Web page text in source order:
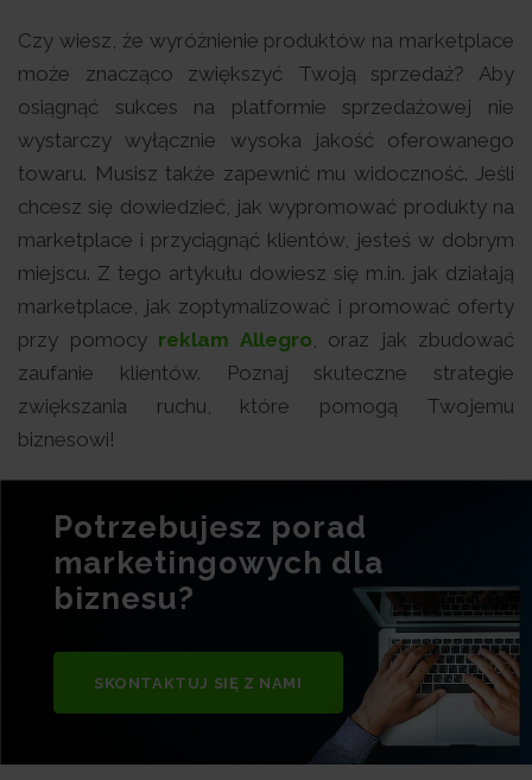
Czy wiesz, że wyróżnienie produktów na marketplace
może znacząco zwiększyć Twoją sprzedaż? Aby
osiągnąć sukces na platformie sprzedażowej nie
wystarczy wyłącznie wysoka jakość oferowanego
towaru. Musisz także zapewnić mu widoczność. Jeśli
chcesz się dowiedzieć, jak wypromować produkty na
marketplace i przyciągnąć klientów, jesteś w dobrym
miejscu. Z tego artykułu dowiesz się m.in. jak działają
marketplace, jak zoptymalizować i promować oferty
przy pomocy reklam Allegro , oraz jak zbudować
zaufanie klientów. Poznaj skuteczne strategie
zwiększania ruchu, które pomogą Twojemu
biznesowi!
Potrzebujesz porad
marketingowych dla
biznesu?
SKONTAKTUJ SIĘ Z NAMI